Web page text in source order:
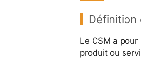
Définition
Le CSM a
produit ou